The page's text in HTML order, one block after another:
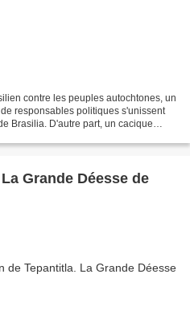
contre les peuples autochtones, un
responsables politiques s'unissent
Brasilia. D'autre part, un cacique
Grande Déesse de